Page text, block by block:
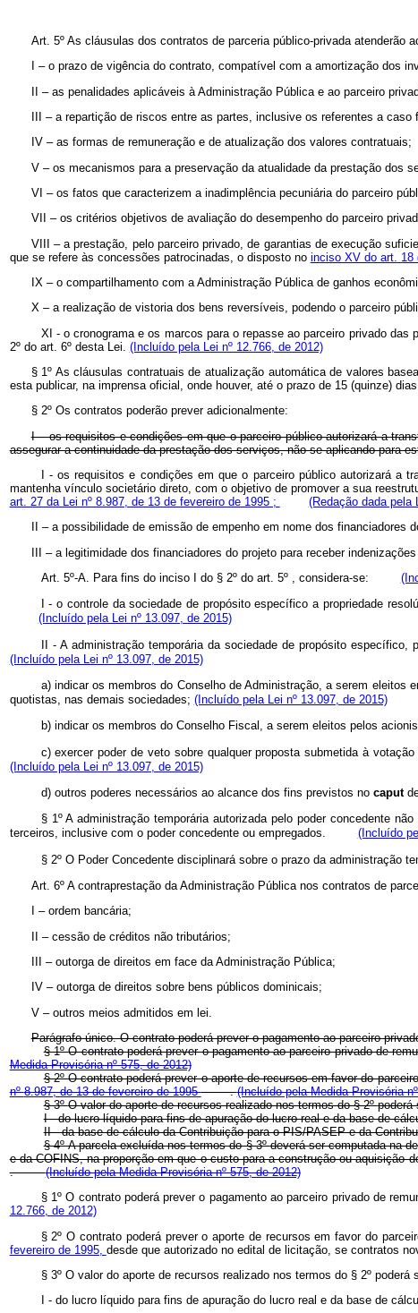
Art. 5º As cláusulas dos contratos de parceria público-privada atenderão
I – o prazo de vigência do contrato, compatível com a amortização dos
II – as penalidades aplicáveis à Administração Pública e ao parceiro
III – a repartição de riscos entre as partes, inclusive os referentes a
IV – as formas de remuneração e de atualização dos valores contratuais;
V – os mecanismos para a preservação da atualidade da prestação dos
VI – os fatos que caracterizem a inadimplência pecuniária do parceiro
VII – os critérios objetivos de avaliação do desempenho do parceiro
VIII – a prestação, pelo parceiro privado, de garantias de execução
que se refere às concessões patrocinadas, o disposto no inciso XV do art. 18
IX – o compartilhamento com a Administração Pública de ganhos
X – a realização de vistoria dos bens reversíveis, podendo o parceiro
XI - o cronograma e os marcos para o repasse ao parceiro privado
2º do art. 6º desta Lei. (Incluído pela Lei nº 12.766, de 2012)
§ 1º As cláusulas contratuais de atualização automática de valores
esta publicar, na imprensa oficial, onde houver, até o prazo de 15 (quinze)
§ 2º Os contratos poderão prever adicionalmente:
I – os requisitos e condições em que o parceiro público autorizará a
assegurar a continuidade da prestação dos serviços, não se aplicando para
I - os requisitos e condições em que o parceiro público autorizará a
mantenha vínculo societário direto, com o objetivo de promover a sua
art. 27 da Lei nº 8.987, de 13 de fevereiro de 1995 ;
(Redação dada pela
II – a possibilidade de emissão de empenho em nome dos
III – a legitimidade dos financiadores do projeto para receber
Art. 5º-A. Para fins do inciso I do § 2º do art. 5º , considera-se:
I - o controle da sociedade de propósito específico a propriedade
(Incluído pela Lei nº 13.097, de 2015)
II - A administração temporária da sociedade de propósito
(Incluído pela Lei nº 13.097, de 2015)
a) indicar os membros do Conselho de Administração, a serem
quotistas, nas demais sociedades; (Incluído pela Lei nº 13.097, de 2015)
b) indicar os membros do Conselho Fiscal, a serem eleitos pelos
c) exercer poder de veto sobre qualquer proposta submetida à
(Incluído pela Lei nº 13.097, de 2015)
d) outros poderes necessários ao alcance dos fins previstos no caput
§ 1º A administração temporária autorizada pelo poder concedente
terceiros, inclusive com o poder concedente ou empregados. (Incluído
§ 2º O Poder Concedente disciplinará sobre o prazo da
Art. 6º A contraprestação da Administração Pública nos contratos de
I – ordem bancária;
II – cessão de créditos não tributários;
III – outorga de direitos em face da Administração Pública;
IV – outorga de direitos sobre bens públicos dominicais;
V – outros meios admitidos em lei.
Parágrafo único. O contrato poderá prever o pagamento ao parceiro
§ 1ºO contrato poderá prever o pagamento ao parceiro privado de
Medida Provisória nº 575, de 2012)
§ 2ºO contrato poderá prever o aporte de recursos em favor do
nº8.987, de 13 de fevereiro de 1995.(Incluído pela Medida Provisória
§ 3ºO valor do aporte de recursos realizado nos termos do § 2º
I - do lucro líquido para fins de apuração do lucro real e da base de
II - da base de cálculo da Contribuição para o PIS/PASEP e da
§ 4ºA parcela excluída nos termos do § 3ºdeverá ser computada na
e da COFINS, na proporção em que o custo para a construção ou aquisição
.(Incluído pela Medida Provisória nº 575, de 2012)
§ 1º O contrato poderá prever o pagamento ao parceiro privado de
12.766, de 2012)
§ 2º O contrato poderá prever o aporte de recursos em favor do
fevereiro de 1995, desde que autorizado no edital de licitação, se contratos
§ 3º O valor do aporte de recursos realizado nos termos do § 2º
I - do lucro líquido para fins de apuração do lucro real e da base de